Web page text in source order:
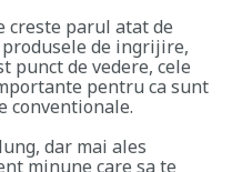
creste parul atat de
de ingrijire,
punct de vedere, cele
pentru ca sunt
conventionale.
dar mai ales
minune care sa te